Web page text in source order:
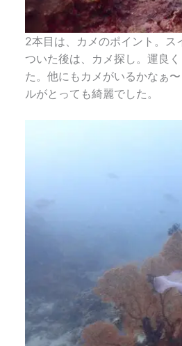
2本目は、カメのポイント。ス
ついた後は、カメ探し。運良
た。他にもカメがいるかなぁ
ルがとっても綺麗でした。